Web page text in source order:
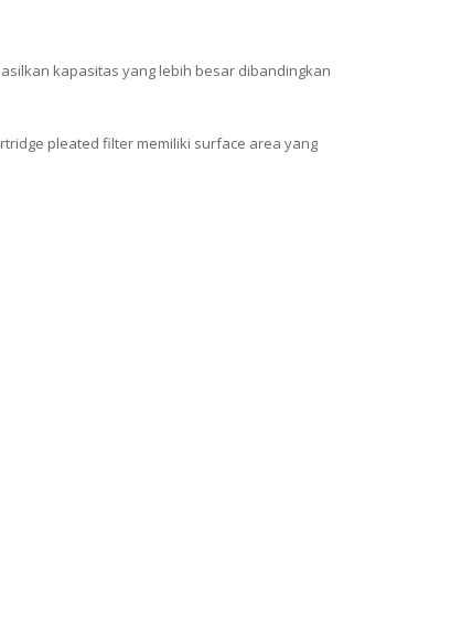
kapasitas yang lebih besar dibandingkan
pleated filter memiliki surface area yang